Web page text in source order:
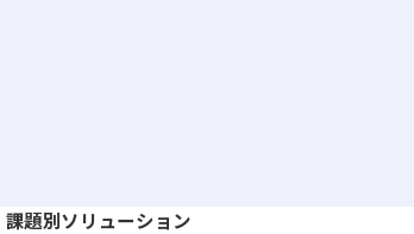
課題別ソリューション